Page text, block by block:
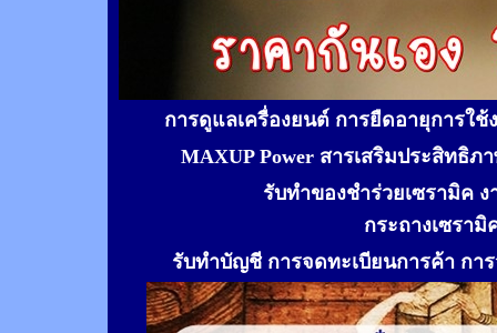
การดูแลเครื่องยนต์ การยืดอายุการใ
MAXUP Power สารเสริมประสิทธิ
รับทำของชำร่วยเซรามิค
กระถางเซรา
รับทำบัญชี การจดทะเบียนการค้า กา